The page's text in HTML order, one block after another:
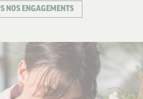
NOS ENGAGEMENTS